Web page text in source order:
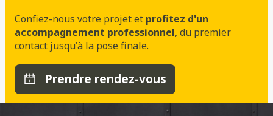
Confiez-nous votre projet et profitez d'un
accompagnement professionnel, du premier
contact jusqu'à la pose finale.
Prendre rendez-vous